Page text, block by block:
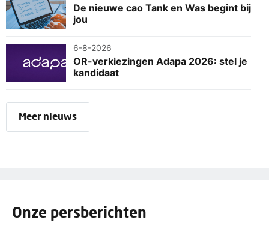
De nieuwe cao Tank en Was begint bij
jou
6-8-2026
OR-verkiezingen Adapa 2026: stel je
kandidaat
Meer nieuws
Onze persberichten